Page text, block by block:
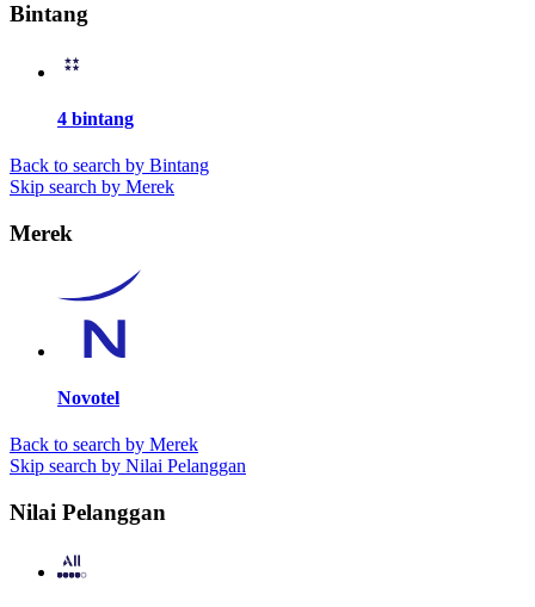
Bintang
4 bintang
Back to search by Bintang
Skip search by Merek
Merek
Novotel
Back to search by Merek
Skip search by Nilai Pelanggan
Nilai Pelanggan